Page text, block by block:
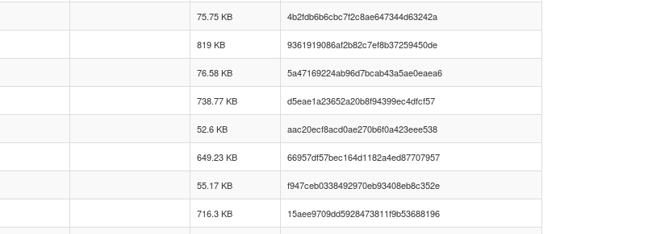
75.75 KB 4b2fdb6b6cbc7f2c8ae647344d63242a
819 KB 9361919086af2b82c7ef8b37259450de
76.58 KB 5a47169224ab96d7bcab43a5ae0eaea6
738.77 KB d5eae1a23652a20b8f94399ec4dfcf57
52.6 KB aac20ecf8acd0ae270b6f0a423eee538
649.23 KB 66957df57bec164d1182a4ed87707957
55.17 KB f947ceb0338492970eb93408eb8c352e
716.3 KB 15aee9709dd5928473811f9b53688196